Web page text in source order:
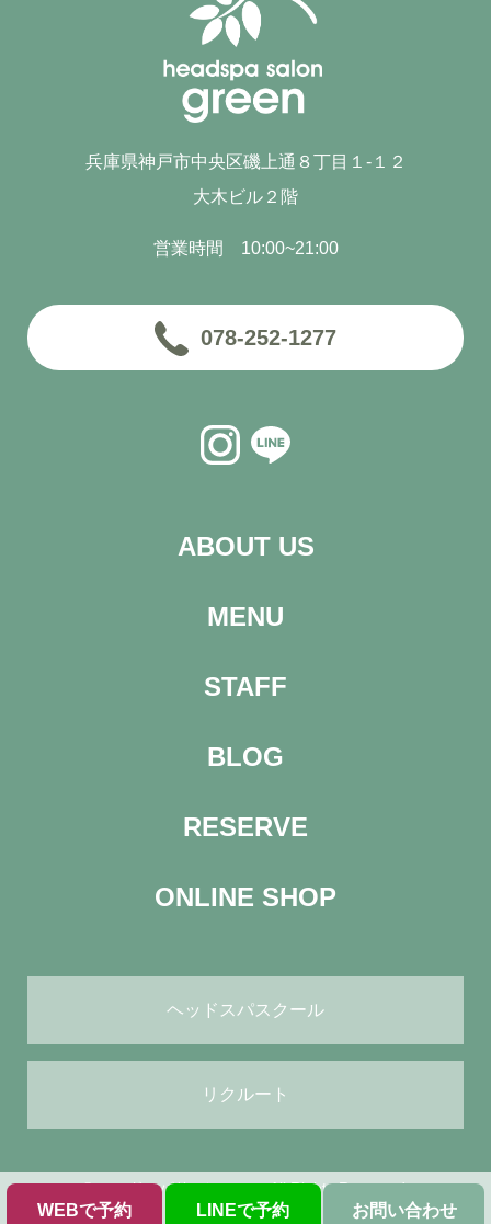
WEBで予約 LINEで予約 お問い合わせ
兵庫県神戸市中央区磯上通８丁目１-１２
大木ビル２階
営業時間 10:00~21:00
078-252-1277
ABOUT US
MENU
STAFF
BLOG
RESERVE
ONLINE SHOP
ヘッドスパスクール
リクルート
© ヘッドスパサロン green All Rights Reserved.